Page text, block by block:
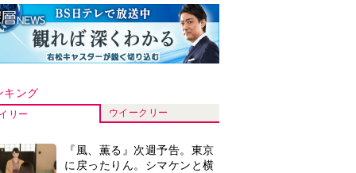
キング
リー ウイークリー
『風、薫る』次週予告。東京
に戻ったりん。シマケンと横